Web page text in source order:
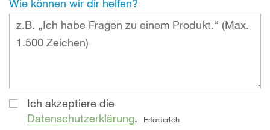
Wie können wir dir helfen?
Ich akzeptiere die
Datenschutzerklärung. Erforderlich